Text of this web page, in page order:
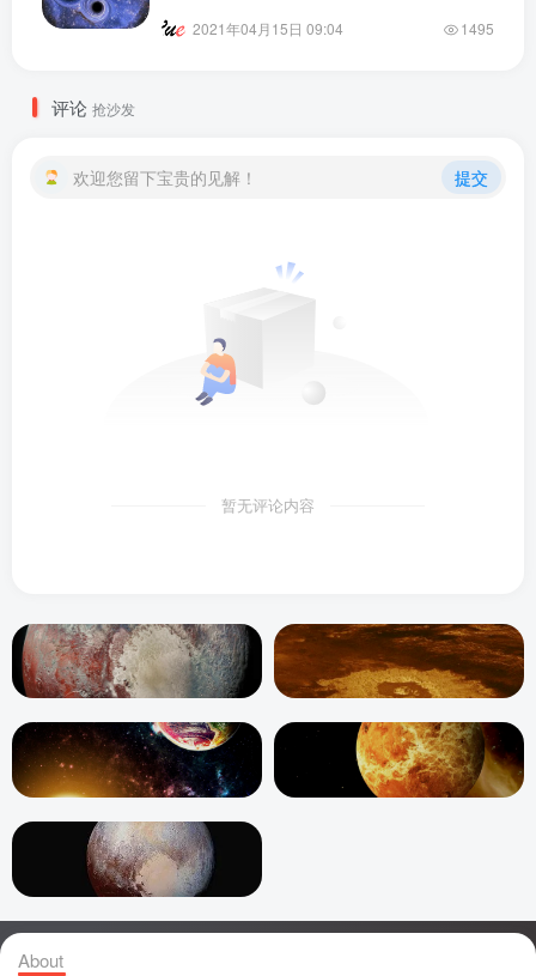
2021年04月15日 09:04 1495
评论 抢沙发
欢迎您留下宝贵的见解！ 提交
暂无评论内容
About